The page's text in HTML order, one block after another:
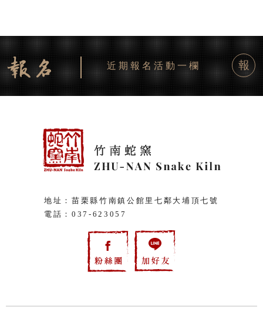
近期報名活動一欄 報
地址：苗栗縣竹南鎮公館里七鄰大埔頂七號
電話：037-623057